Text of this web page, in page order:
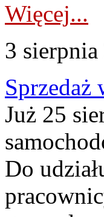
Więcej...
3
Sprzedaż
Już 25
Do